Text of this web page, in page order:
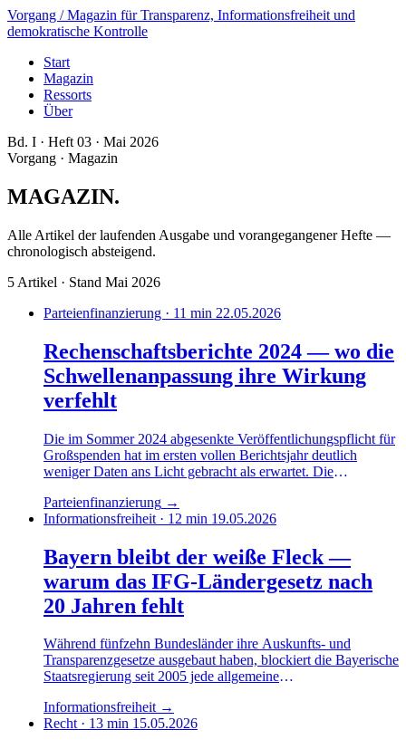
Vorgang / Magazin für Transparenz, Informationsfreiheit und
demokratische Kontrolle
Start
Magazin
Ressorts
Über
Bd. I · Heft 03 · Mai 2026
Vorgang · Magazin
MAGAZIN.
Alle Artikel der laufenden Ausgabe und vorangegangener Hefte —
chronologisch absteigend.
5 Artikel · Stand Mai 2026
Parteienfinanzierung · 11 min 22.05.2026
Rechenschaftsberichte 2024 — wo die
Schwellen­anpassung ihre Wirkung
verfehlt
Die im Sommer 2024 abgesenkte Veröffentlichungspflicht für
Großspenden hat im ersten vollen Berichtsjahr deutlich
weniger Daten ans Licht gebracht als erwartet. Die
porös.
Parteienfinanzierung →
Informationsfreiheit · 12 min 19.05.2026
Bayern bleibt der weiße Fleck —
warum das IFG-Ländergesetz nach
20 Jahren fehlt
Während fünfzehn Bundesländer ihre Auskunfts- und
Transparenzgesetze ausgebaut haben, blockiert die Bayerische
Staatsregierung seit 2005 jede allgemeine
verändert — die rechtspolitische Lage schon.
Informationsfreiheit →
Recht · 13 min 15.05.2026